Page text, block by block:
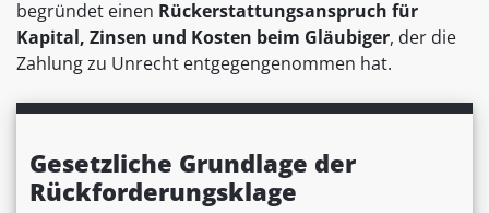
begründet einen Rückerstattungsanspruch für
Kapital, Zinsen und Kosten beim Gläubiger, der die
Zahlung zu Unrecht entgegengenommen hat.
Gesetzliche Grundlage der
Rückforderungsklage